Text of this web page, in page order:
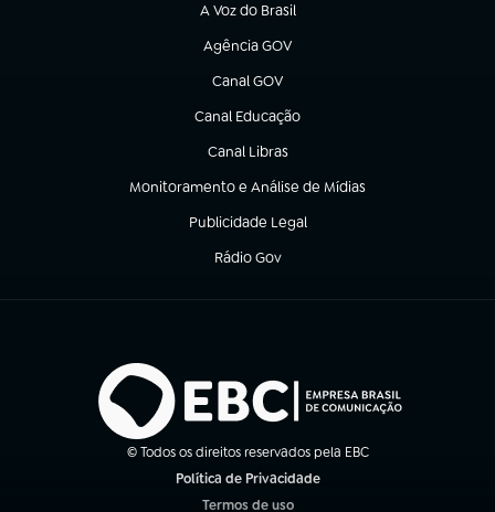
A Voz do Brasil
(abre em nova aba)
Agência GOV
(abre em nova aba)
Canal GOV
(abre em nova aba)
Canal Educação
(abre em nova aba)
Canal Libras
(abre em nova aba)
Monitoramento e Análise de Mídias
(abre em nova aba)
Publicidade Legal
(abre em nova aba)
Rádio Gov
(abre em nova aba)
© Todos os direitos reservados pela EBC
Política de Privacidade
Termos de uso